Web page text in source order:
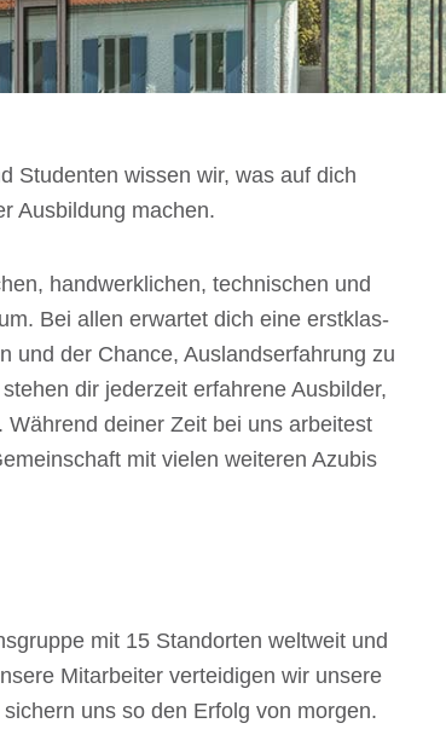
Studen­ten wissen wir, was auf dich
Ausbil­dung machen.
hand­werk­li­chen, tech­ni­schen und
Bei allen erwar­tet dich eine erst­klas­
und der Chance, Auslands­er­fah­rung zu
dir jeder­zeit erfah­rene Ausbil­der,
deiner Zeit bei uns arbei­test
mit vielen weite­ren Azubis
mit 15 Stand­or­ten welt­weit und
Mitar­bei­ter vertei­di­gen wir unsere
uns so den Erfolg von morgen.